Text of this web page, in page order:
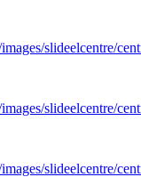
slideelcentre/
slideelcentre/
slideelcentre/